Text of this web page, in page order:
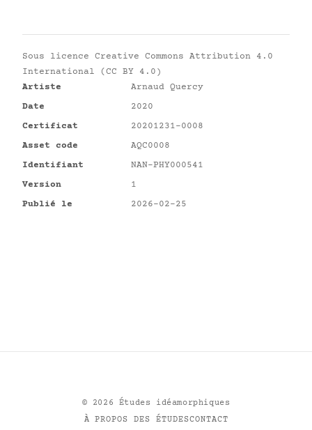
Sous licence Creative Commons Attribution 4.0
International (CC BY 4.0)
Artiste
Arnaud Quercy
Date
2020
Certificat
20201231-0008
Asset code
AQC0008
Identifiant
NAN-PHY000541
Version
1
Publié le
2026-02-25
© 2026 Études idéamorphiques
À PROPOS DES ÉTUDESCONTACT